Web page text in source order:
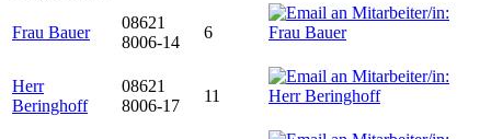
Frau Bauer
08621
8006-14
6
Herr
Beringhoff
08621
8006-17
11